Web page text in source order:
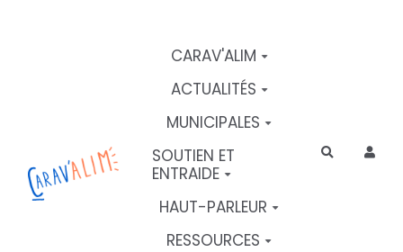
CARAV'ALIM
ACTUALITÉS
MUNICIPALES
SOUTIEN ET
ENTRAIDE
HAUT-PARLEUR
RESSOURCES
Rechercher